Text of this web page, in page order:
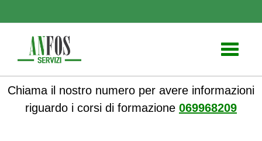
Toggle
Chiama il nostro numero per avere informazioni
riguardo i corsi di formazione 069968209